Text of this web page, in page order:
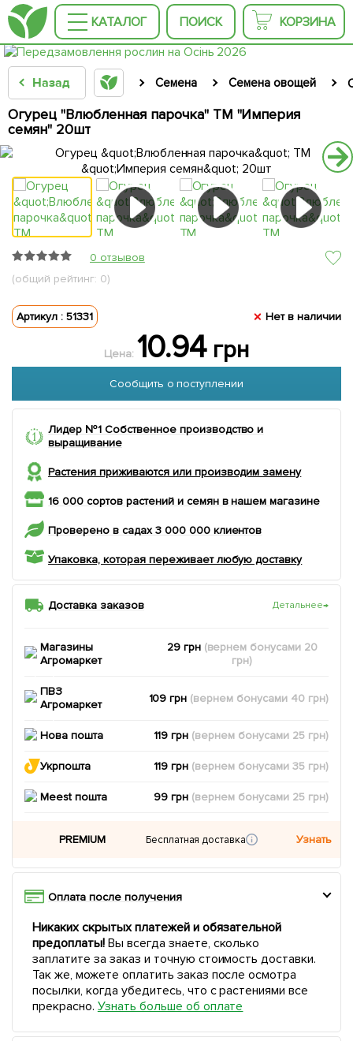
КАТАЛОГ ПОИСК КОРЗИНА
Назад Семена Семена овощей
Огурец "Влюбленная парочка" ТМ "Империя
семян" 20шт
0 отзывов
(общий рейтинг: 0)
Артикул : 51331 Нет в наличии
Цена: 10.94грн
Сообщить о поступлении
Лидер №1 Собственное производство и
выращивание
Растения приживаются или производим замену
16 000 сортов растений и семян в нашем магазине
Проверено в садах 3 000 000 клиентов
Упаковка, которая переживает любую доставку
Доставка заказов Детальнее→
Магазины
Агромаркет
29 грн (вернем бонусами 20
грн)
ПВЗ
Агромаркет
109 грн (вернем бонусами 40 грн)
Нова пошта 119 грн (вернем бонусами 25 грн)
Укрпошта 119 грн (вернем бонусами35 грн)
Meest пошта 99 грн (вернем бонусами 25 грн)
PREMIUM Бесплатная доставка Узнать
Оплата после получения
Никаких скрытых платежей и обязательной
предоплаты!Вы всегда знаете, сколько
заплатите за заказ и точную стоимость доставки.
Так же, можете оплатить заказ после осмотра
посылки, когда убедитесь, что с растениями все
прекрасно. Узнать больше об оплате